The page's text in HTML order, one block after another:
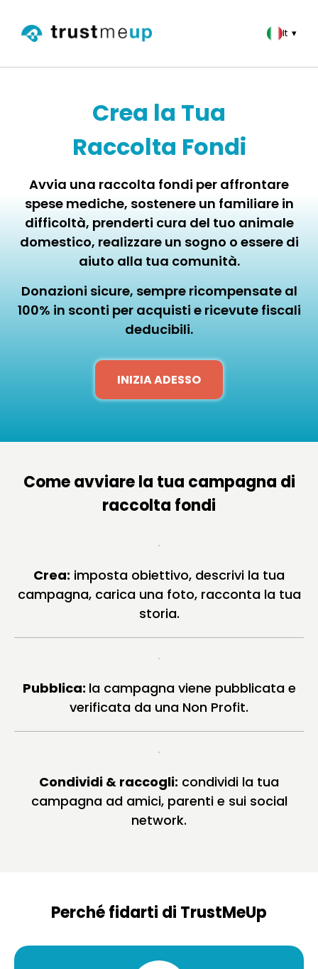
It ▾
Crea la Tua
Raccolta Fondi
Avvia una raccolta fondi per affrontare
spese mediche, sostenere un familiare in
difficoltà, prenderti cura del tuo animale
domestico, realizzare un sogno o essere di
aiuto alla tua comunità.
Donazioni sicure, sempre ricompensate al
100% in sconti per acquisti e ricevute fiscali
deducibili.
INIZIA ADESSO
Come avviare la tua campagna di
raccolta fondi
Crea: imposta obiettivo, descrivi la tua
campagna, carica una foto, racconta la tua
storia.
Pubblica: la campagna viene pubblicata e
verificata da una Non Profit.
Condividi & raccogli: condividi la tua
campagna ad amici, parenti e sui social
network.
Perché fidarti di TrustMeUp